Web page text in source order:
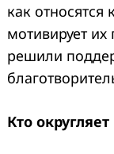
как относятся
мотивирует
решили
Кто округляет